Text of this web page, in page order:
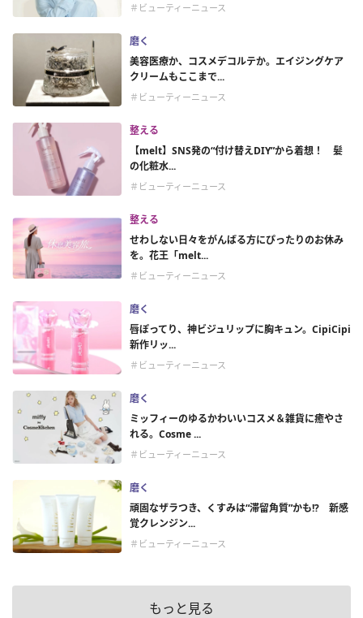
＃ビューティーニュース
磨く
美容医療か、コスメデコルテか。エイジングケア
クリームもここまで...
＃ビューティーニュース
整える
【melt】SNS発の“付け替えDIY”から着想！ 髪
の化粧水...
＃ビューティーニュース
整える
せわしない日々をがんばる方にぴったりのお休み
を。花王「melt...
＃ビューティーニュース
磨く
唇ぽってり、神ビジュリップに胸キュン。CipiCipi
新作リッ...
＃ビューティーニュース
磨く
ミッフィーのゆるかわいいコスメ＆雑貨に癒やさ
れる。Cosme ...
＃ビューティーニュース
磨く
頑固なザラつき、くすみは“滞留角質”かも!? 新感
覚クレンジン...
＃ビューティーニュース
もっと見る